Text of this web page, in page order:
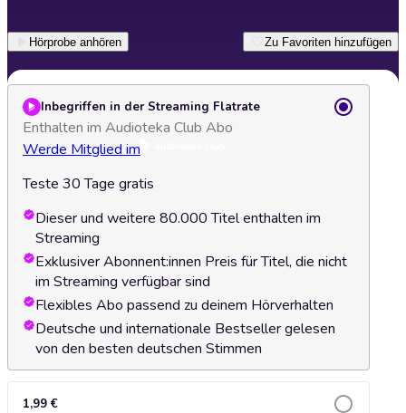
Hörprobe anhören Zu Favoriten hinzufügen
Inbegriffen in der Streaming Flatrate
Enthalten im Audioteka Club Abo
Werde Mitglied im
Teste 30 Tage gratis
Dieser und weitere 80.000 Titel enthalten im
Streaming
Exklusiver Abonnent:innen Preis für Titel, die nicht
im Streaming verfügbar sind
Flexibles Abo passend zu deinem Hörverhalten
Deutsche und internationale Bestseller gelesen
von den besten deutschen Stimmen
1,99 €